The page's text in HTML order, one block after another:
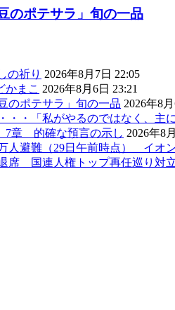
のポテサラ」旬の一品
の祈り 2026年8月7日 22:05
かまこ 2026年8月6日 23:21
のポテサラ」旬の一品 2026年8
・「私がやるのではなく、主に
7章 的確な預言の示し 2026年8
人避難（29日午前時点） イオ
席 国連人権トップ再任巡り対